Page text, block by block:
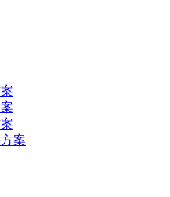
案